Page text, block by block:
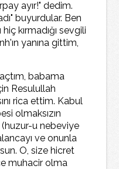
ayır!" dedim.
buyurdular. Ben
kırmadığı sevgili
yanına gittim,
babama
Resulullah
rica ettim. Kabul
olmaksızın
(huzur-u nebeviye
ve onunla
O, size hicret
muhacir olma